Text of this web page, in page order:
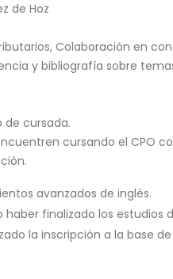
de Hoz
Colaboración en
y bibliografía sobre
de cursada.
cursando el CPO
avanzados de inglés.
finalizado los estudios
la inscripción a la base